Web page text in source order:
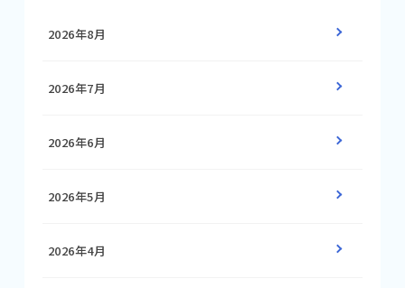
2026年8月
2026年7月
2026年6月
2026年5月
2026年4月